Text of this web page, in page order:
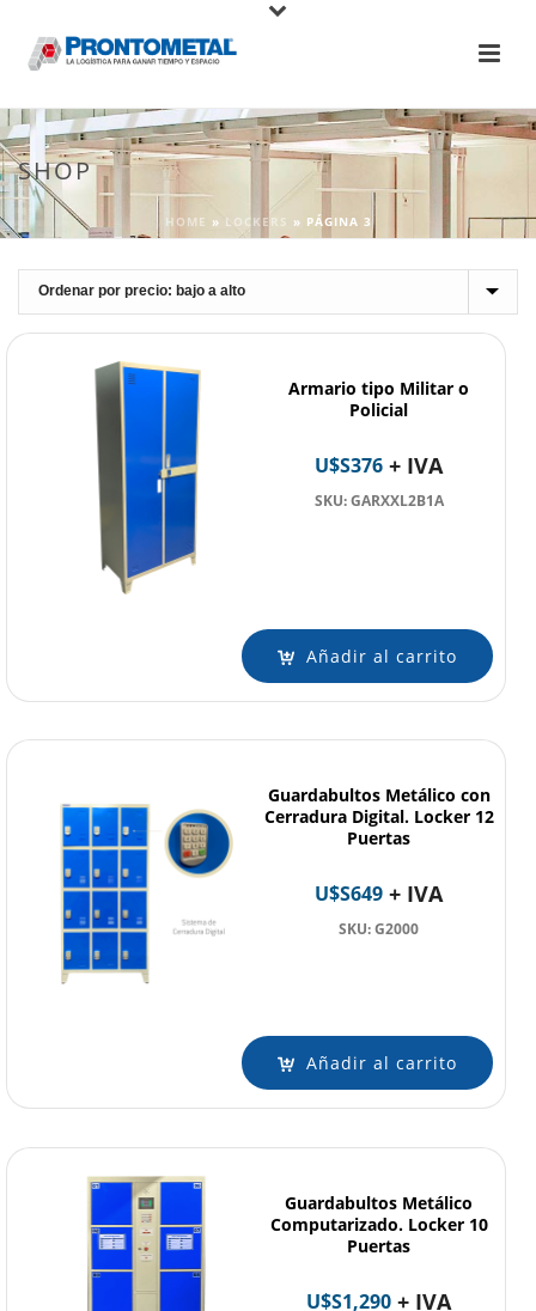
SHOP
HOME » LOCKERS » PÁGINA 3
Armario tipo Militar o
Policial
U$S376 + IVA
SKU: GARXXL2B1A
Añadir al carrito
Guardabultos Metálico con
Cerradura Digital. Locker 12
Puertas
U$S649 + IVA
SKU: G2000
Añadir al carrito
Guardabultos Metálico
Computarizado. Locker 10
Puertas
U$S1,290 + IVA